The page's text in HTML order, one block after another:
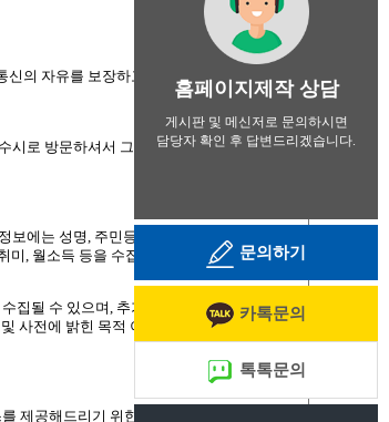
홈페이지제작 상담
게시판 및 메신저로 문의하시면
담당자 확인 후 답변드리겠습니다.
문의하기
카톡문의
톡톡문의